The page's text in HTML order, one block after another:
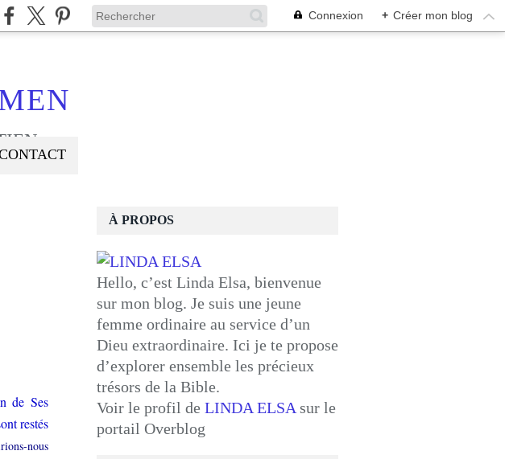
Connexion + Créer mon blog
de Ses
restés
nous
À PROPOS
Hello, c’est Linda Elsa, bienvenue
sur mon blog. Je suis une jeune
femme ordinaire au service d’un
Dieu extraordinaire. Ici je te propose
d’explorer ensemble les précieux
trésors de la Bible.
Voir le profil de LINDA ELSA sur le
portail Overblog